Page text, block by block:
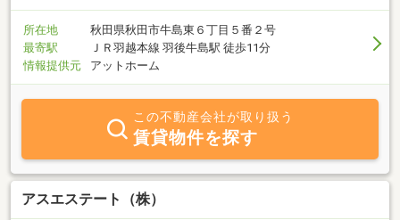
所在地
秋田県秋田市牛島東６丁目５番２号
最寄駅
ＪＲ羽越本線 羽後牛島駅 徒歩11分
情報提供元
アットホーム
この不動産会社が取り扱う
賃貸物件を探す
アスエステート（株）